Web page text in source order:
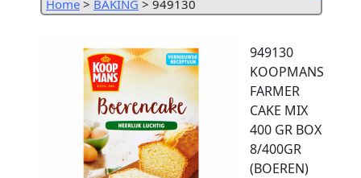
Home > BAKING > 949130
949130
KOOPMANS
FARMER
CAKE MIX
400 GR BOX
8/400GR
(BOEREN)